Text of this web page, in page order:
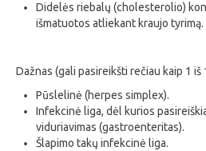
Didelės riebalų (cholesterolio)
išmatuotos atliekant kraujo tyrimą.
Dažnas (gali pasireikšti rečiau kaip 1 iš
Pūslelinė (herpes simplex).
Infekcinė liga, dėl kurios
viduriavimas (gastroenteritas).
Šlapimo takų infekcinė liga.